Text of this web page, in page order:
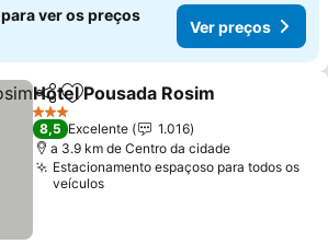
ver os preços
Ver preços
PartilharAdicionar aos favoritos
Hotel Pousada Rosim
3 Estrelas
8,5 Excelente
1.016
a 3.9 km de Centro da cidade
Estacionamento espaçoso para todos os
veículos